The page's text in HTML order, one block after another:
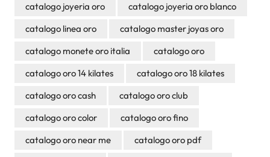
catalogo joyeria oro
catalogo joyeria oro blanco
catalogo linea oro
catalogo master joyas oro
catalogo monete oro italia
catalogo oro
catalogo oro 14 kilates
catalogo oro 18 kilates
catalogo oro cash
catalogo oro club
catalogo oro color
catalogo oro fino
catalogo oro near me
catalogo oro pdf